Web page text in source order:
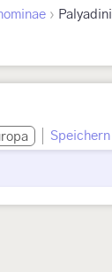
› Palyadini
Speichern